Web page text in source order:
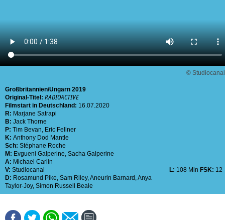
© Studiocanal
Großbritannien Ungarn 2019
Original-Titel: RADIOACTIVE
Filmstart in Deutschland: 16.07.2020
R: Marjane Satrapi
B: Jack Thorne
P: Tim Bevan, Eric Fellner
K: Anthony Dod Mantle
Sch: Stéphane Roche
M: Evgueni Galperine, Sacha Galperine
A: Michael Carlin
V: Studiocanal L: 108 Min FSK: 12
D: Rosamund Pike, Sam Riley,Aneurin Barnard ,Anya
Taylor-Joy, Simon Russell Beale